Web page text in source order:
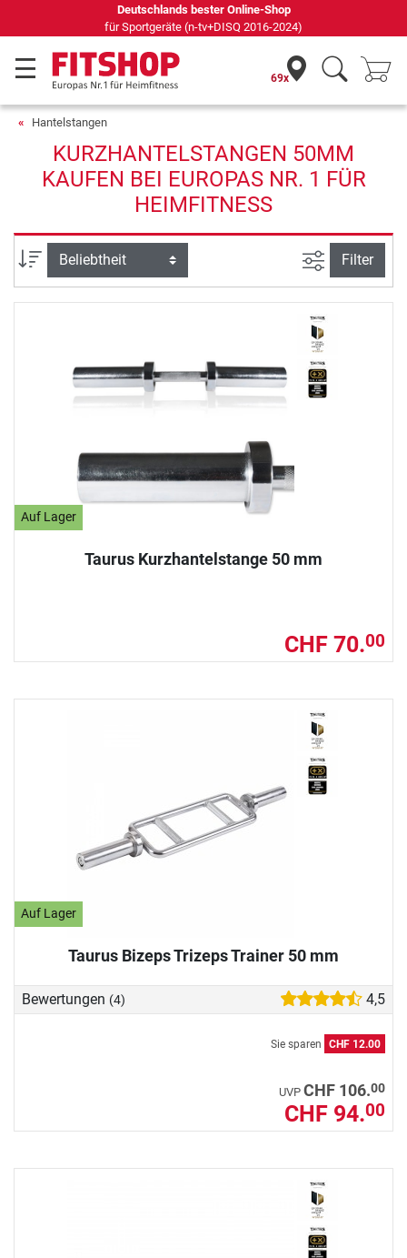
Deutschlands bester Online-Shop
für Sportgeräte (n-tv+DISQ 2016-2024)
69x
Hantelstangen
KURZHANTELSTANGEN 50MM
KAUFEN BEI EUROPAS NR. 1 FÜR
HEIMFITNESS
Sortierung Ansicht
Filter
Auf Lager
Taurus Kurzhantelstange 50 mm
CHF 70.00
Auf Lager
Taurus Bizeps Trizeps Trainer 50 mm
Bewertungen (4) 4,5
Sie sparen CHF 12.00
UVP CHF 106.00
CHF 94.00